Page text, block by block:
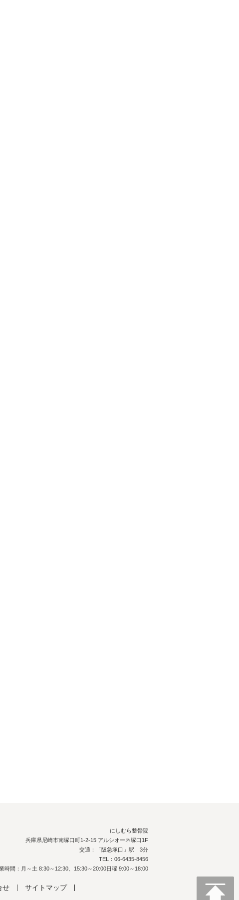
にしむら整骨院
兵庫県尼崎市南塚口町1-2-15 アルシオーネ塚口1F
交通：「阪急塚口」駅 3分
TEL：06-6435-8456
時間：月～土 8:30～12:30、15:30～20:00日曜 9:00～18:00
せ サイトマップ